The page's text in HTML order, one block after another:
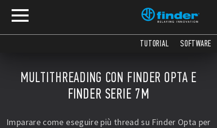
TUTORIAL SOFTWARE
MULTITHREADING CON FINDER OPTA E
FINDER SERIE 7M
Imparare come eseguire più thread su Finder Opta per